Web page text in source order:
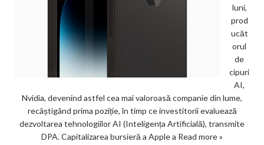
luni,
prod
ucăt
orul
de
cipuri
AI,
Nvidia, devenind astfel cea mai valoroasă companie din lume,
recâștigând prima poziție, în timp ce investitorii evaluează
dezvoltarea tehnologiilor AI (Inteligența Artificială), transmite
DPA. Capitalizarea bursieră a Apple a Read more »